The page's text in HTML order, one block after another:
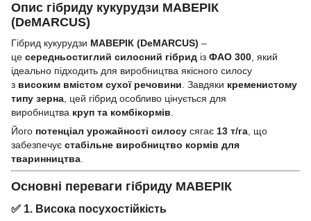
Опис гібриду кукурудзи МАВЕРІК
(DeMARCUS)
Гібрид кукурудзи МАВЕРІК (DeMARCUS) –
це середньостиглий силосний гібрид із ФАО 300 , який
ідеально підходить для виробництва якісного силосу
з високим вмістом сухої речовини . Завдяки кременистому
типу зерна , цей гібрид особливо цінується для
виробництва круп та комбікормів
Його потенціал урожайності силосу сягає 13 т/га , що
забезпечує стабільне виробництво кормів для
тваринництва
Основні переваги гібриду МАВЕРІК
✅ 1. Висока посухостійкість